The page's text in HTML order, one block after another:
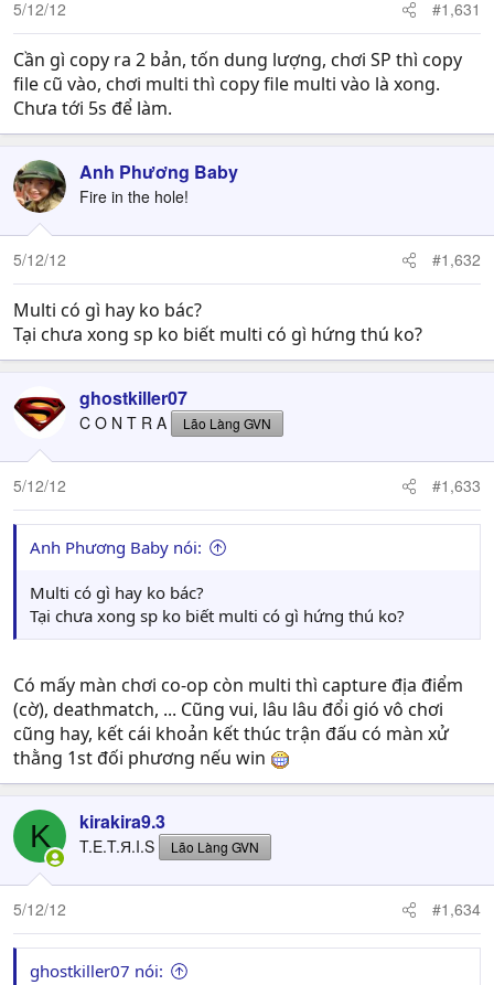
5/12/12 #1,631
Cần gì copy ra 2 bản, tốn dung lượng, chơi SP thì copy
file cũ vào, chơi multi thì copy file multi vào là xong.
Chưa tới 5s để làm.
Anh Phương Baby
Fire in the hole!
5/12/12 #1,632
Multi có gì hay ko bác?
Tại chưa xong sp ko biết multi có gì hứng thú ko?
ghostkiller07
C O N T R A Lão Làng GVN
5/12/12 #1,633
Anh Phương Baby nói:
Multi có gì hay ko bác?
Tại chưa xong sp ko biết multi có gì hứng thú ko?
Có mấy màn chơi co-op còn multi thì capture địa điểm
(cờ), deathmatch, ... Cũng vui, lâu lâu đổi gió vô chơi
cũng hay, kết cái khoản kết thúc trận đấu có màn xử
thằng 1st đối phương nếu win
K kirakira9.3
T.E.T.Я.I.S Lão Làng GVN
5/12/12 #1,634
ghostkiller07 nói: